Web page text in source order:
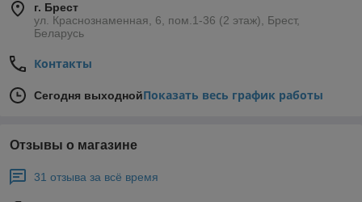
г. Брест
ул. Краснознаменная, 6, пом.1-36 (2 этаж), Брест,
Беларусь
Контакты
Сегодня выходнойПоказать весь график работы
Отзывы о магазине
31 отзыва за всё время